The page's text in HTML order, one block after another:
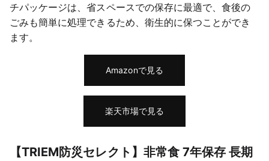
チパッケージは、省スペースでの保存に最適で、食後の
ごみも簡単に処理できるため、衛生的に保つことができ
ます。
Amazonで見る
楽天市場で見る
【TRIEM防災セレクト】非常食 7年保存 長期